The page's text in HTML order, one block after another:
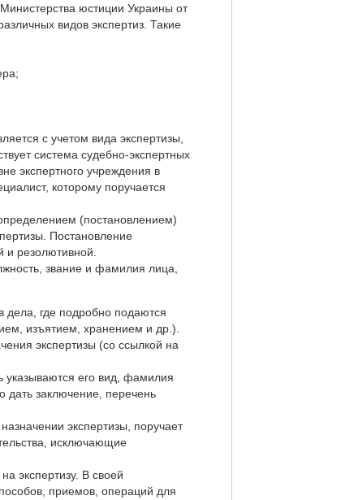
юстиции Украины от
видов экспертиз. Такие
с учетом вида экспертизы,
система судебно-экспертных
экспертного учреждения в
которому поручается
(постановлением)
Постановление
и резолютивной.
звание и фамилия лица,
дела, где подробно подаются
изъятием, хранением и др.).
экспертизы (со ссылкой на
указываются его вид, фамилия
дать заключение, перечень
экспертизы, поручает
исключающие
экспертизу. В своей
приемов, операций для